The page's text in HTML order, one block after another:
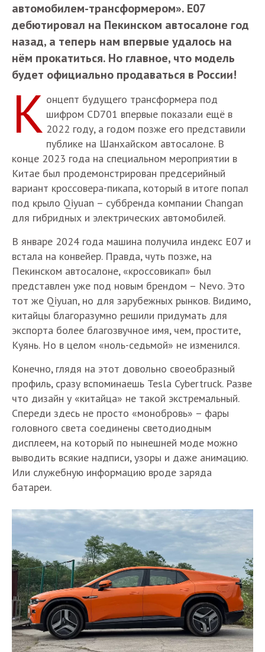
автомобилем-трансформером». Е07
дебютировал на Пекинском автосалоне год
назад, а теперь нам впервые удалось на
нём прокатиться. Но главное, что модель
будет официально продаваться в России!
К онцепт будущего трансформера под
шифром CD701 впервые показали ещё в
2022 году, а годом позже его представили
публике на Шанхайском автосалоне. В
конце 2023 года на специальном мероприятии в
Китае был продемонстрирован предсерийный
вариант кроссовера-пикапа, который в итоге попал
под крыло Qiyuan – суббренда компании Changan
для гибридных и электрических автомобилей.
В январе 2024 года машина получила индекс Е07 и
встала на конвейер. Правда, чуть позже, на
Пекинском автосалоне, «кроссовикап» был
представлен уже под новым брендом – Nevo. Это
тот же Qiyuan, но для зарубежных рынков. Видимо,
китайцы благоразумно решили придумать для
экспорта более благозвучное имя, чем, простите,
Куянь. Но в целом «ноль-седьмой» не изменился.
Конечно, глядя на этот довольно своеобразный
профиль, сразу вспоминаешь Tesla Cybertruck. Разве
что дизайн у «китайца» не такой экстремальный.
Спереди здесь не просто «монобровь» – фары
головного света соединены светодиодным
дисплеем, на который по нынешней моде можно
выводить всякие надписи, узоры и даже анимацию.
Или служебную информацию вроде заряда
батареи.